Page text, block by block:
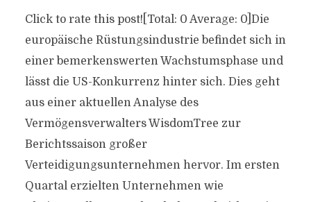
Click to rate this post![Total: 0 Average: 0]Die
europäische Rüstungsindustrie befindet sich in
einer bemerkenswerten Wachstumsphase und
lässt die US-Konkurrenz hinter sich. Dies geht
aus einer aktuellen Analyse des
Vermögensverwalters WisdomTree zur
Berichtssaison großer
Verteidigungsunternehmen hervor. Im ersten
Quartal erzielten Unternehmen wie